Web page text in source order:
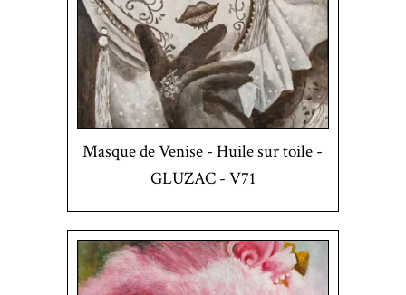
Masque de Venise - Huile sur toile -
GLUZAC - V71